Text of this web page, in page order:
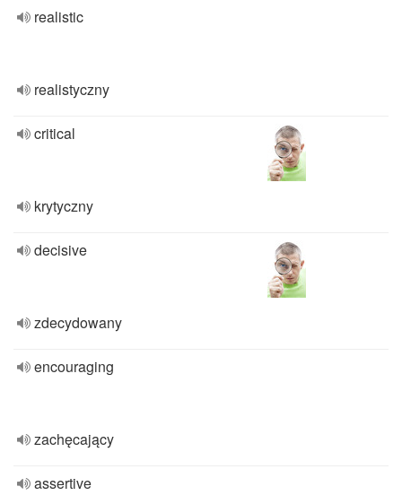
realistic
realistyczny
critical
krytyczny
decisive
zdecydowany
encouraging
zachęcający
assertive